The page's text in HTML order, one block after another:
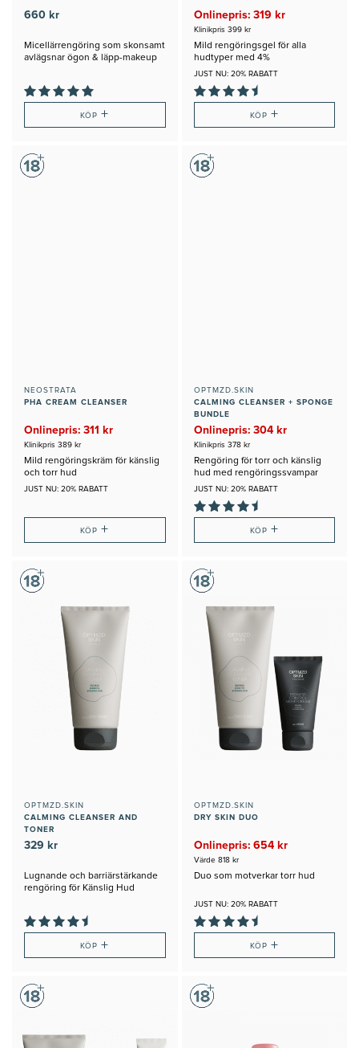
660 kr
Micellärrengöring som skonsamt
avlägsnar ögon & läpp-makeup
KÖP+
Onlinepris: 319 kr
Klinikpris 399 kr
Mild rengöringsgel för alla
hudtyper med 4%
Glukonolakton
JUST NU: 20% RABATT
KÖP +
NEOSTRATA
PHA CREAM CLEANSER
Onlinepris: 311 kr
Klinikpris 389 kr
Mild rengöringskräm för känslig
och torr hud
JUST NU: 20% RABATT
KÖP+
OPTMZD.SKIN
CALMING CLEANSER + SPONGE
BUNDLE
Onlinepris: 304 kr
Klinikpris 378 kr
Rengöring för torr och känslig
hud med rengöringssvampar
JUST NU: 20% RABATT
KÖP +
OPTMZD.SKIN
CALMING CLEANSER AND
TONER
329 kr
Lugnande och barriärstärkande
rengöring för Känslig Hud
KÖP+
OPTMZD.SKIN
DRY SKIN DUO
Onlinepris: 654 kr
Värde 818 kr
Duo som motverkar torr hud
JUST NU: 20% RABATT
KÖP +